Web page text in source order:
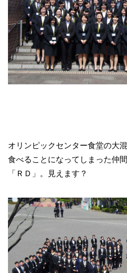
オリンピックセンター食堂の大
食べることになってしまった仲
「ＲＤ」。見えます？